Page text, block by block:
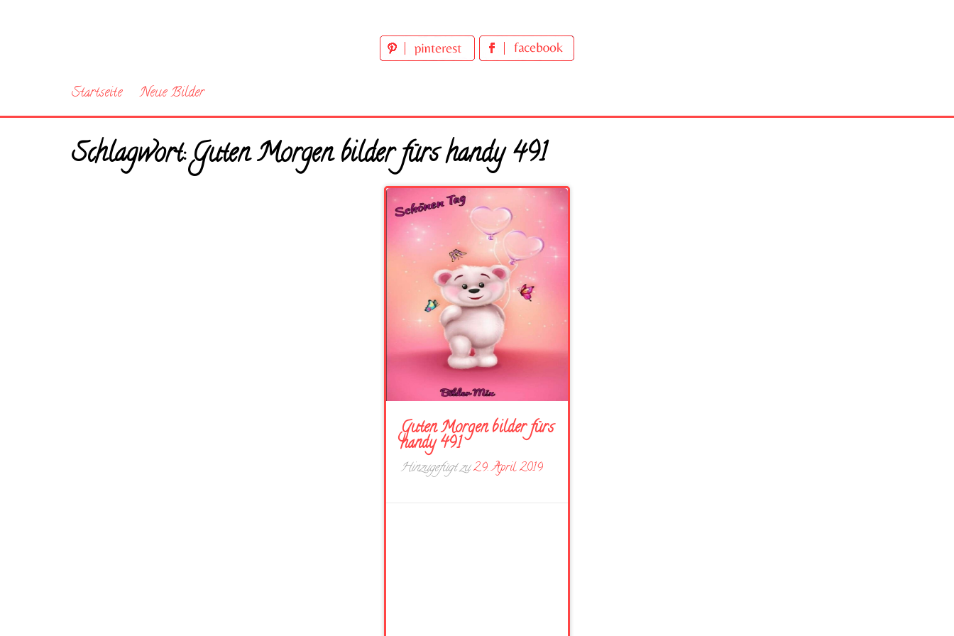
Startseite Neue Bilder
Schlagwort:Guten Morgen bilder fürs handy 491
Guten Morgen bilder fürs
handy 491
Hinzugefügt zu29. April 2019